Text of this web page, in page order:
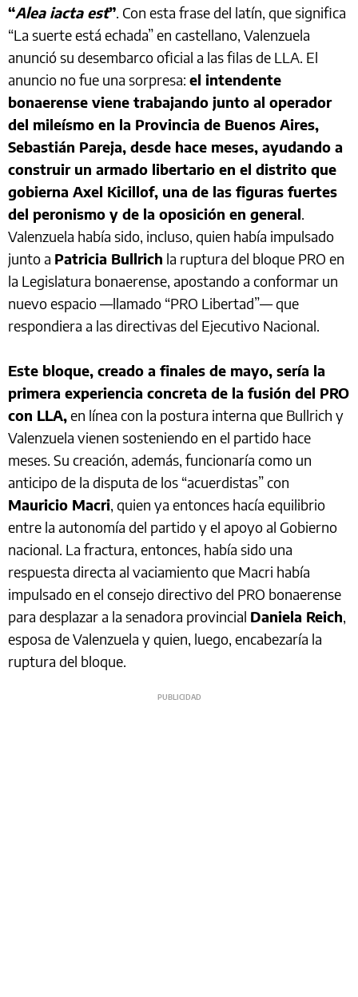
“Alea iacta est”. Con esta frase del latín, que significa
“La suerte está echada” en castellano, Valenzuela
anunció su desembarco oficial a las filas de LLA. El
anuncio no fue una sorpresa: el intendente
bonaerense viene trabajando junto al operador
del mileísmo en la Provincia de Buenos Aires,
Sebastián Pareja, desde hace meses, ayudando a
construir un armado libertario en el distrito que
gobierna Axel Kicillof, una de las figuras fuertes
del peronismo y de la oposición en general.
Valenzuela había sido, incluso, quien había impulsado
junto a Patricia Bullrich la ruptura del bloque PRO en
la Legislatura bonaerense, apostando a conformar un
nuevo espacio —llamado “PRO Libertad”— que
respondiera a las directivas del Ejecutivo Nacional.
Este bloque, creado a finales de mayo, sería la
primera experiencia concreta de la fusión del PRO
con LLA,en línea con la postura interna que Bullrich y
Valenzuela vienen sosteniendo en el partido hace
meses. Su creación, además, funcionaría como un
anticipo de la disputa de los “acuerdistas” con
Mauricio Macri, quien ya entonces hacía equilibrio
entre la autonomía del partido y el apoyo al Gobierno
nacional. La fractura, entonces, había sido una
respuesta directa al vaciamiento que Macri había
impulsado en el consejo directivo del PRO bonaerense
para desplazar a la senadora provincial Daniela Reich,
esposa de Valenzuela y quien, luego, encabezaría la
ruptura del bloque.